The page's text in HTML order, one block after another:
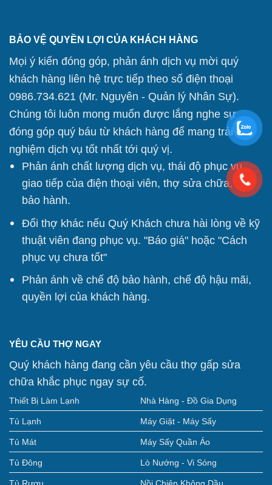
BẢO VỆ QUYỀN LỢI CỦA KHÁCH HÀNG
Mọi ý kiến đóng góp, phản ánh dịch vụ mời quý
khách hàng liên hệ trực tiếp theo số điện thoại
0986.734.621 (Mr. Nguyên - Quản lý Nhân Sự).
Chúng tôi luôn mong muốn được lắng nghe sự
đóng góp quý báu từ khách hàng để mang trải
nghiệm dịch vụ tốt nhất tới quý vị.
Phản ánh chất lượng dịch vụ, thái độ phục vụ
giao tiếp của điện thoại viên, thợ sửa chữa, thợ
bảo hành.
Đổi thợ khác nếu Quý Khách chưa hài lòng về kỹ
thuật viên đang phục vụ. "Báo giá" hoặc "Cách
phục vụ chưa tốt"
Phản ánh về chế độ bảo hành, chế độ hậu mãi,
quyền lợi của khách hàng.
YÊU CẦU THỢ NGAY
Quý khách hàng đang cần yêu cầu thợ gấp sửa
chữa khắc phục ngay sự cố.
Thiết Bị Làm Lạnh Nhà Hàng - Đồ Gia Dụng
Tủ Lạnh Máy Giặt - Máy Sấy
Tủ Mát Máy Sấy Quần Áo
Tủ Đông Lò Nướng - Vi Sóng